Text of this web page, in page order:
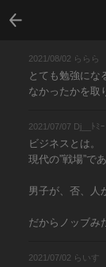
戻る
2021/08/02 ららら
とても勉強にな
なかったかを取
2021/07/07 Dj__ﾄﾐｰ
ビジネスとは。
現代の”戦場”であ
男子が、否、人
だからノッブみ
2021/07/02 らいす